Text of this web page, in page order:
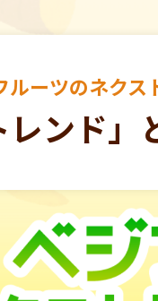
ルーツのネクス
レンド」